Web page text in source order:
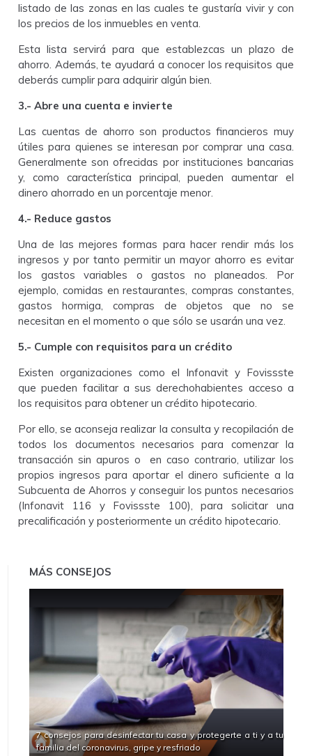
listado de las zonas en las cuales te gustaría vivir y con
los precios de los inmuebles en venta.
Esta lista servirá para que establezcas un plazo de
ahorro. Además, te ayudará a conocer los requisitos que
deberás cumplir para adquirir algún bien.
3.- Abre una cuenta e invierte
Las cuentas de ahorro son productos financieros muy
útiles para quienes se interesan por comprar una casa.
Generalmente son ofrecidas por instituciones bancarias
y, como característica principal, pueden aumentar el
dinero ahorrado en un porcentaje menor.
4.- Reduce gastos
Una de las mejores formas para hacer rendir más los
ingresos y por tanto permitir un mayor ahorro es evitar
los gastos variables o gastos no planeados. Por
ejemplo, comidas en restaurantes, compras constantes,
gastos hormiga, compras de objetos que no se
necesitan en el momento o que sólo se usarán una vez.
5.- Cumple con requisitos para un crédito
Existen organizaciones como el Infonavit y Fovissste
que pueden facilitar a sus derechohabientes acceso a
los requisitos para obtener un crédito hipotecario.
Por ello, se aconseja realizar la consulta y recopilación de
todos los documentos necesarios para comenzar la
transacción sin apuros o en caso contrario, utilizar los
propios ingresos para aportar el dinero suficiente a la
Subcuenta de Ahorros y conseguir los puntos necesarios
(Infonavit 116 y Fovissste 100), para solicitar una
precalificación y posteriormente un crédito hipotecario.
MÁS CONSEJOS
7 consejos para desinfectar tu casa y protegerte a ti y a tu
familia del coronavirus, gripe y resfriado